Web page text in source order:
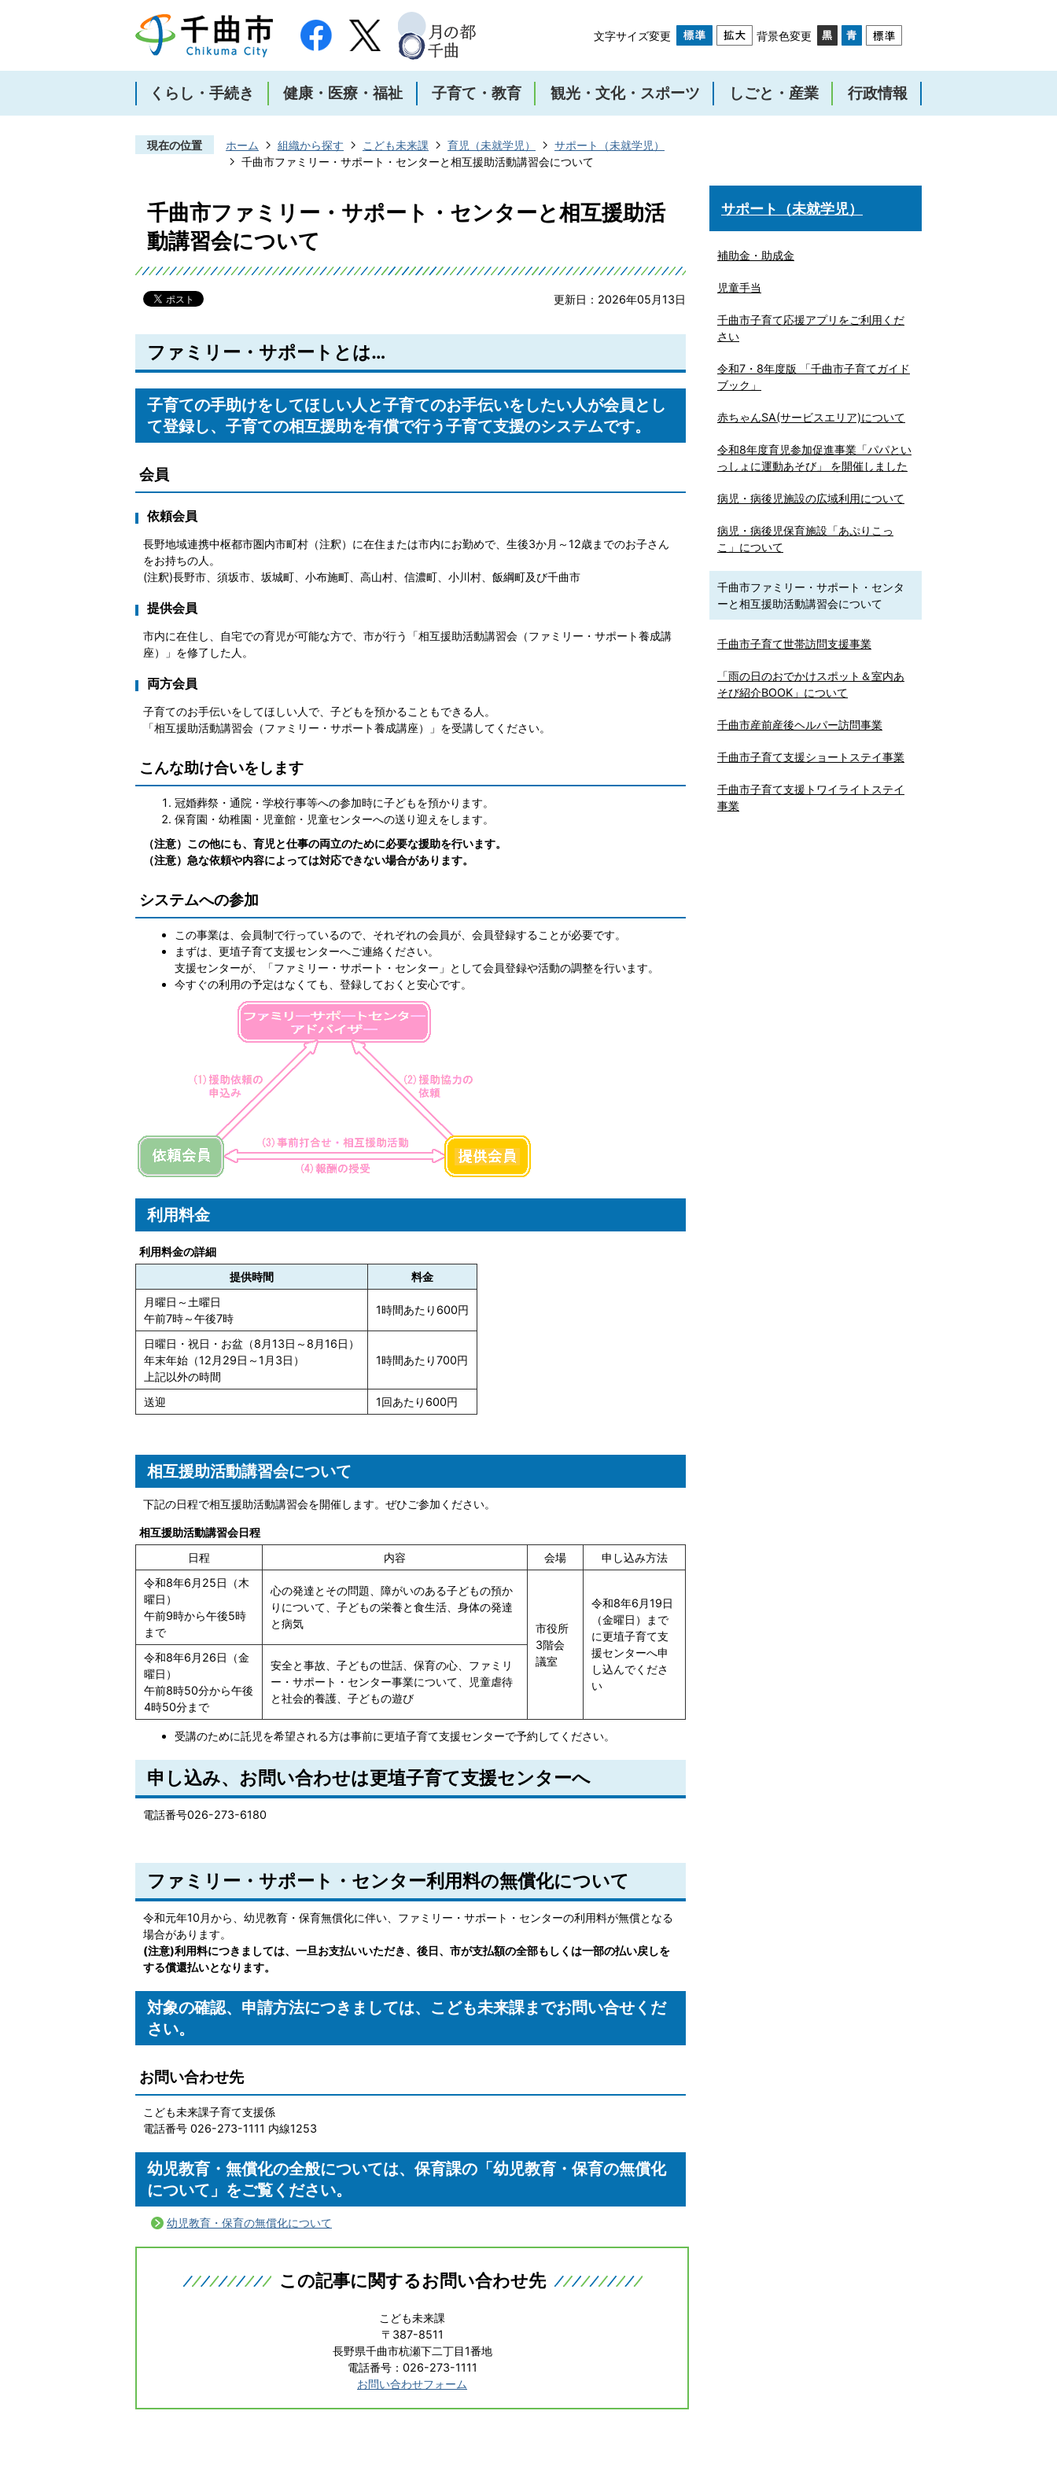
文字サイズ変更 背景色変更
くらし・手続き 健康・医療・福祉 子育て・教育 観光・文化・スポーツ しごと・産業 行政情報
現在の位置 ホーム 組織から探す こども未来課 育児（未就学児）
サポート（未就学児）
千曲市ファミリー・サポート・センターと相互援助活動講習会について
千曲市ファミリー・サポート・センターと相互援助活
動講習会について
更新日：2026年05月13日
ファミリー・サポートとは…
子育ての手助けをしてほしい人と子育てのお手伝いをしたい人が会員とし
て登録し、子育ての相互援助を有償で行う子育て支援のシステムです。
会員
依頼会員
長野地域連携中枢都市圏内市町村（注釈）に在住または市内にお勤めで、生後3か月～12歳までのお子さん
をお持ちの人。
(注釈)長野市、須坂市、坂城町、小布施町、高山村、信濃町、小川村、飯綱町及び千曲市
提供会員
市内に在住し、自宅での育児が可能な方で、市が行う「相互援助活動講習会（ファミリー・サポート養成講
座）」を修了した人。
両方会員
子育てのお手伝いをしてほしい人で、子どもを預かることもできる人。
「相互援助活動講習会（ファミリー・サポート養成講座）」を受講してください。
こんな助け合いをします
冠婚葬祭・通院・学校行事等への参加時に子どもを預かります。
保育園・幼稚園・児童館・児童センターへの送り迎えをします。
（注意）この他にも、育児と仕事の両立のために必要な援助を行います。
​​​​​​​（注意）急な依頼や内容によっては対応できない場合があります。
システムへの参加
この事業は、会員制で行っているので、それぞれの会員が、会員登録することが必要です。
まずは、更埴子育て支援センターへご連絡ください。
支援センターが、「ファミリー・サポート・センター」として会員登録や活動の調整を行います。
今すぐの利用の予定はなくても、登録しておくと安心です。
利用料金
利用料金の詳細
提供時間
料金
月曜日～土曜日
午前7時～午後7時
1時間あたり600円
日曜日・祝日・お盆（8月13日～8月16日）
年末年始（12月29日～1月3日）
上記以外の時間
1時間あたり700円
送迎 1回あたり600円
相互援助活動講習会について
下記の日程で相互援助活動講習会を開催します。ぜひご参加ください。
相互援助活動講習会日程
日程
内容 会場
申し込み方法
令和8年6月25日（木
曜日）
午前9時から午後5時
まで
心の発達とその問題、障がいのある子どもの預か
りについて、子どもの栄養と食生活、身体の発達
と病気
市役所
3階会
議室
令和8年6月19日
（金曜日）まで
に更埴子育て支
援センターへ申
し込んでくださ
い
令和8年6月26日（金
曜日）
午前8時50分から午後
4時50分まで
安全と事故、子どもの世話、保育の心、ファミリ
ー・サポート・センター事業について、児童虐待
と社会的養護、子どもの遊び
受講のために託児を希望される方は事前に更埴子育て支援センターで予約してください。
申し込み、お問い合わせは更埴子育て支援センターへ
電話番号026-273-6180
ファミリー・サポート・センター利用料の無償化について
令和元年10月から、幼児教育・保育無償化に伴い、ファミリー・サポート・センターの利用料が無償となる
場合があります。
(注意)利用料につきましては、一旦お支払いいただき、後日、市が支払額の全部もしくは一部の払い戻しを
する償還払いとなります。
対象の確認、申請方法につきましては、こども未来課までお問い合せくだ
さい。
お問い合わせ先
こども未来課子育て支援係
電話番号 026-273-1111 内線1253
幼児教育・無償化の全般については、保育課の「幼児教育・保育の無償化
について」をご覧ください。
幼児教育・保育の無償化について
この記事に関するお問い合わせ先
こども未来課
〒387-8511
長野県千曲市杭瀬下二丁目1番地
電話番号：026-273-1111
お問い合わせフォーム
サポート（未就学児）
補助金・助成金
児童手当
千曲市子育て応援アプリをご利用くだ
さい
令和7・8年度版 「千曲市子育てガイド
ブック」
赤ちゃんSA(サービスエリア)について
令和8年度育児参加促進事業「パパとい
っしょに運動あそび」 を開催しました
病児・病後児施設の広域利用について
病児・病後児保育施設「あぷりこっ
こ」について
千曲市ファミリー・サポート・センタ
ーと相互援助活動講習会について
千曲市子育て世帯訪問支援事業
「雨の日のおでかけスポット＆室内あ
そび紹介BOOK」について
千曲市産前産後ヘルパー訪問事業
千曲市子育て支援ショートステイ事業
千曲市子育て支援トワイライトステイ
事業